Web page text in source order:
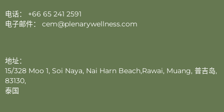
电话： +66 65 241 2591
电子邮件： cem@plenarywellness.com
地址：
15/328 Moo 1, Soi Naya, Nai Harn Beach,Rawai, Muang, 普吉岛,
83130,
泰国